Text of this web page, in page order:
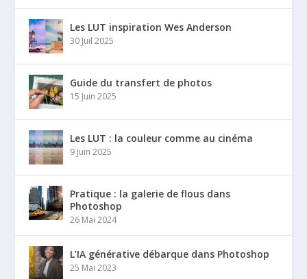
Les LUT inspiration Wes Anderson
30 Juil 2025
Guide du transfert de photos
15 Juin 2025
Les LUT : la couleur comme au cinéma
9 Juin 2025
Pratique : la galerie de flous dans
Photoshop
26 Mai 2024
L’IA générative débarque dans Photoshop
25 Mai 2023